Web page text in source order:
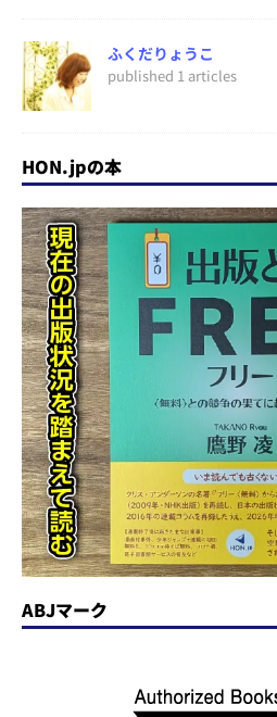
ふくだりょうこ
published 1 articles
HON.jpの本
ABJマーク